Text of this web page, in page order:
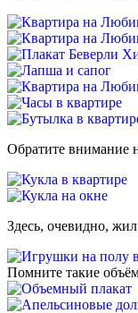
Обратите внимание
Здесь, очевидно,
Помните такие